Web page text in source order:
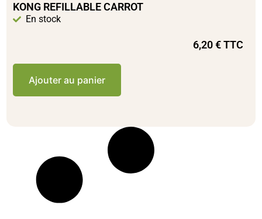
KONG REFILLABLE CARROT
En stock
6,20€TTC
Ajouter au panier